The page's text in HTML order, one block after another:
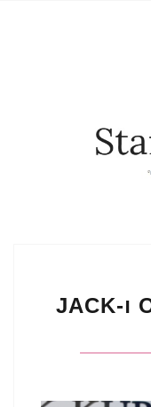
חוויה קיצית עם OPI ו-JACK